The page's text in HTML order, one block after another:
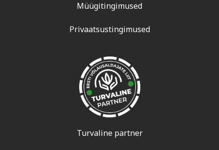
Müügitingimused
Privaatsustingimused
Turvaline partner